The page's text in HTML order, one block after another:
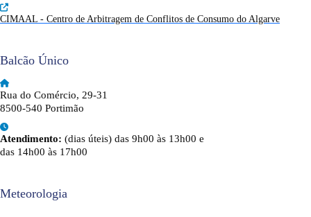
CIMAAL - Centro de Arbitragem de Conflitos de Consumo do Algarve
Balcão Único
Rua do Comércio, 29-31
8500-540 Portimão
Atendimento: (dias úteis) das 9h00 às 13h00 e
das 14h00 às 17h00
Meteorologia